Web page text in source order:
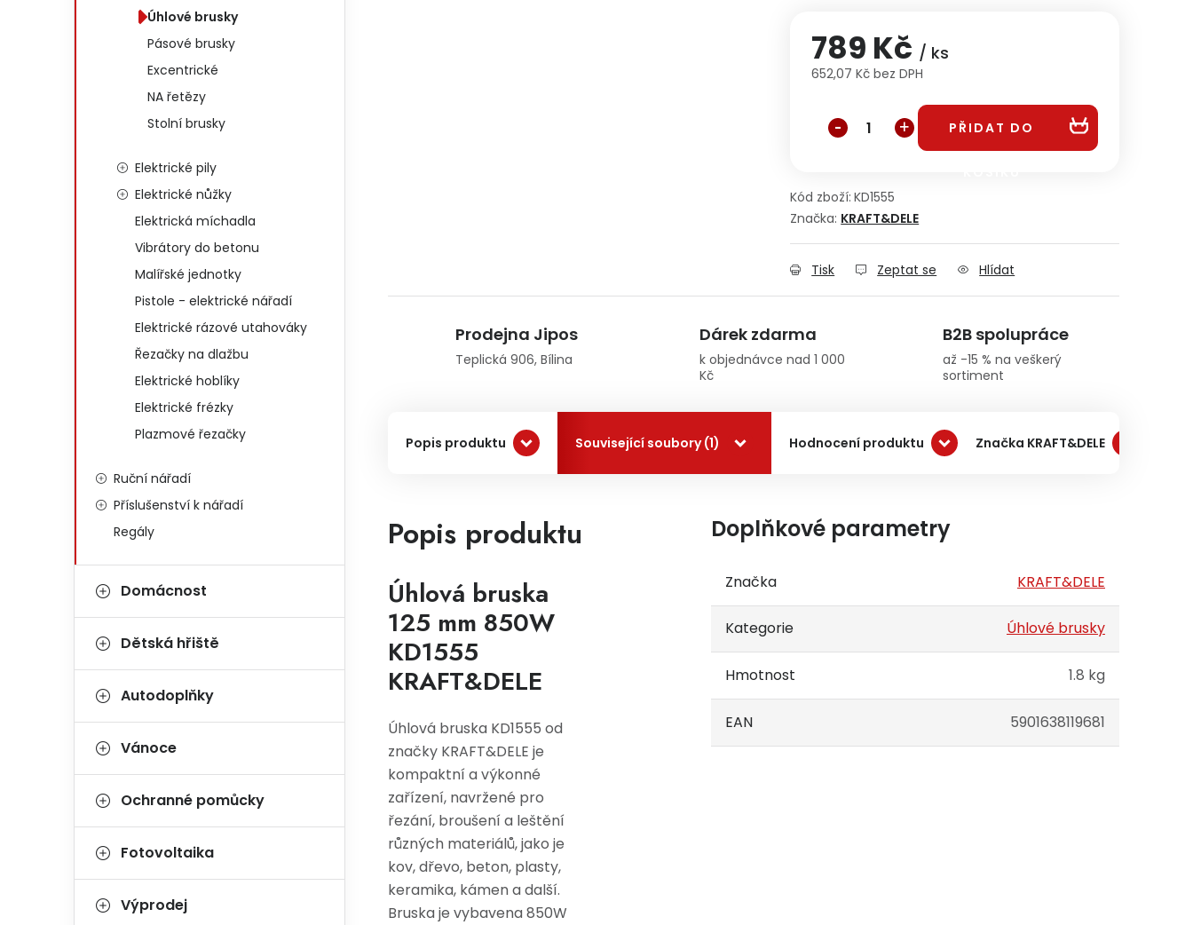
Úhlové brusky
Pásové brusky
Excentrické
NA řetězy
Stolní brusky
Elektrické pily
Elektrické nůžky
Elektrická míchadla
Vibrátory do betonu
Malířské jednotky
Pistole - elektrické nářadí
Elektrické rázové utahováky
Řezačky na dlažbu
Elektrické hoblíky
Elektrické frézky
Plazmové řezačky
Ruční nářadí
Příslušenství k nářadí
Regály
Domácnost
Dětská hřiště
Autodoplňky
Vánoce
Ochranné pomůcky
Fotovoltaika
Výprodej
789 Kč / ks
652,07 Kč bez DPH
PŘIDAT DO
Kód zboží: KD1555
Značka: KRAFT&DELE
Tisk Zeptat se Hlídat
Prodejna Jipos
Teplická 906, Bílina
Dárek zdarma
k objednávce nad 1 000
Kč
B2B spolupráce
až -15 % na veškerý
sortiment
Popis produktu Související soubory (1) Hodnocení produktu Značka KRAFT&DELE
Popis produktu
Úhlová bruska
125 mm 850W
KD1555
KRAFT&DELE
Úhlová bruska KD1555 od
značky KRAFT&DELE je
kompaktní a výkonné
zařízení, navržené pro
řezání, broušení a leštění
různých materiálů, jako je
kov, dřevo, beton, plasty,
keramika, kámen a další.
Bruska je vybavena 850W
Doplňkové parametry
Značka KRAFT&DELE
Kategorie Úhlové brusky
Hmotnost 1.8 kg
EAN 5901638119681